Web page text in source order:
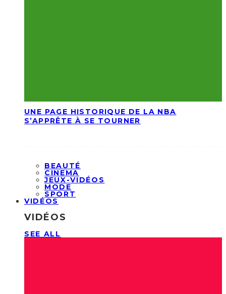
UNE PAGE HISTORIQUE DE LA NBA
S’APPRÊTE À SE TOURNER
BEAUTÉ
CINEMA
JEUX-VIDÉOS
MODE
SPORT
VIDÉOS
VIDÉOS
SEE ALL